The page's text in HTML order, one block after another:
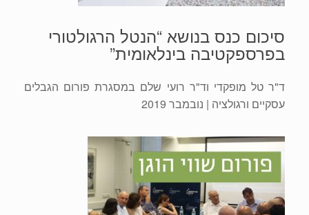
סיכום כנס בנושא “הנטל הרגולטורי
בפרספקטיבה בינלאומית”
ד"ר טל מופקדי וד"ר רועי שלם במסגרת פורום הגבלים
עסקיים ורגולציה | נובמבר 2019